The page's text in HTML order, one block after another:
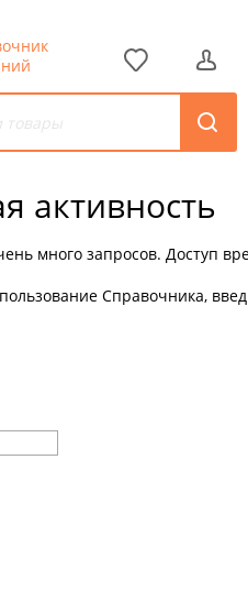
активность
много запросов. Доступ
Справочника,